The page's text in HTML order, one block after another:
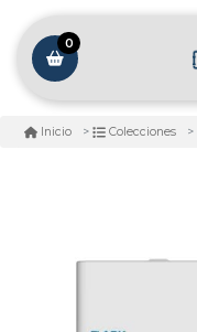
0
Inicio Colecciones